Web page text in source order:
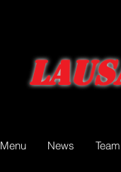
Menu News Team